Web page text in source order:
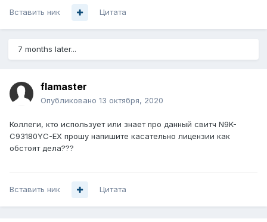
Вставить ник Цитата
7 months later...
flamaster
Опубликовано 13 октября, 2020
Коллеги, кто использует или знает про данный свитч N9K-
C93180YC-EX прошу напишите касательно лицензии как
обстоят дела???
Вставить ник Цитата